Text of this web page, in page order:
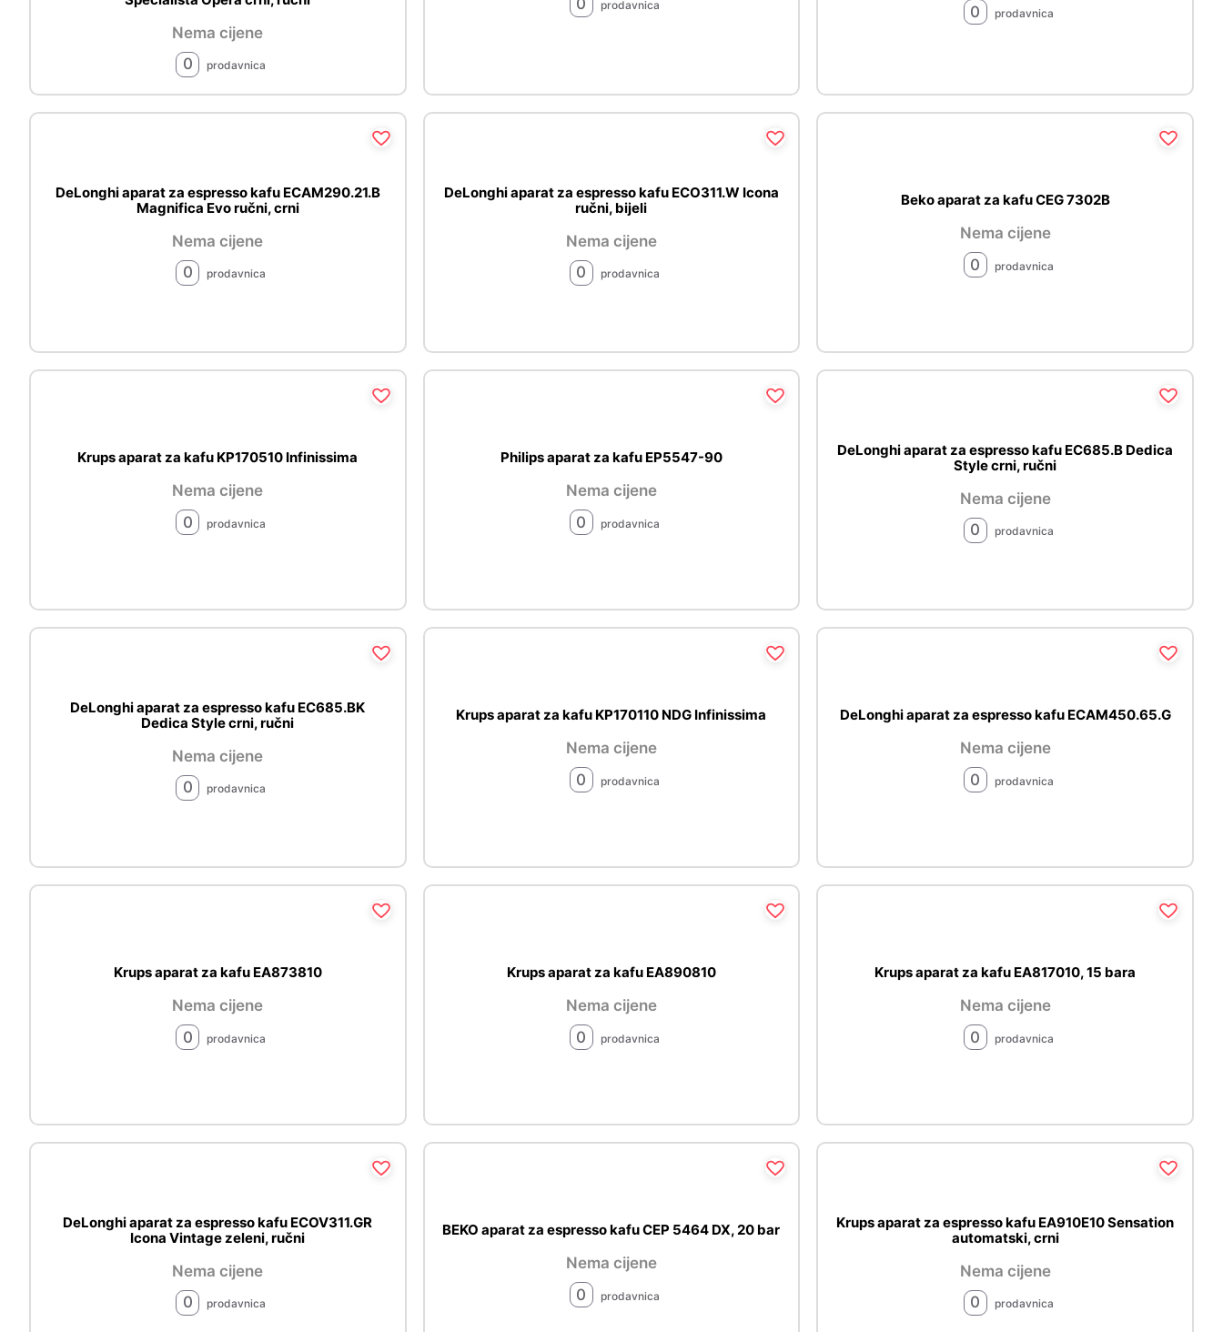
Nema cijene
0
prodavnica
0
prodavnica
0
prodavnica
DeLonghi aparat za espresso kafu ECAM290.21.B
Magnifica Evo ručni, crni
Nema cijene
0
prodavnica
DeLonghi aparat za espresso kafu ECO311.W Icona
ručni, bijeli
Nema cijene
0
prodavnica
Beko aparat za kafu CEG 7302B
Nema cijene
0
prodavnica
Krups aparat za kafu KP170510 Infinissima
Nema cijene
0
prodavnica
Philips aparat za kafu EP5547-90
Nema cijene
0
prodavnica
DeLonghi aparat za espresso kafu EC685.B Dedica
Style crni, ručni
Nema cijene
0
prodavnica
DeLonghi aparat za espresso kafu EC685.BK
Dedica Style crni, ručni
Nema cijene
0
prodavnica
Krups aparat za kafu KP170110 NDG Infinissima
Nema cijene
0
prodavnica
DeLonghi aparat za espresso kafu ECAM450.65.G
Nema cijene
0
prodavnica
Krups aparat za kafu EA873810
Nema cijene
0
prodavnica
Krups aparat za kafu EA890810
Nema cijene
0
prodavnica
Krups aparat za kafu EA817010, 15 bara
Nema cijene
0
prodavnica
DeLonghi aparat za espresso kafu ECOV311.GR
Icona Vintage zeleni, ručni
Nema cijene
0
prodavnica
BEKO aparat za espresso kafu CEP 5464 DX, 20 bar
Nema cijene
0
prodavnica
Krups aparat za espresso kafu EA910E10 Sensation
automatski, crni
Nema cijene
0
prodavnica